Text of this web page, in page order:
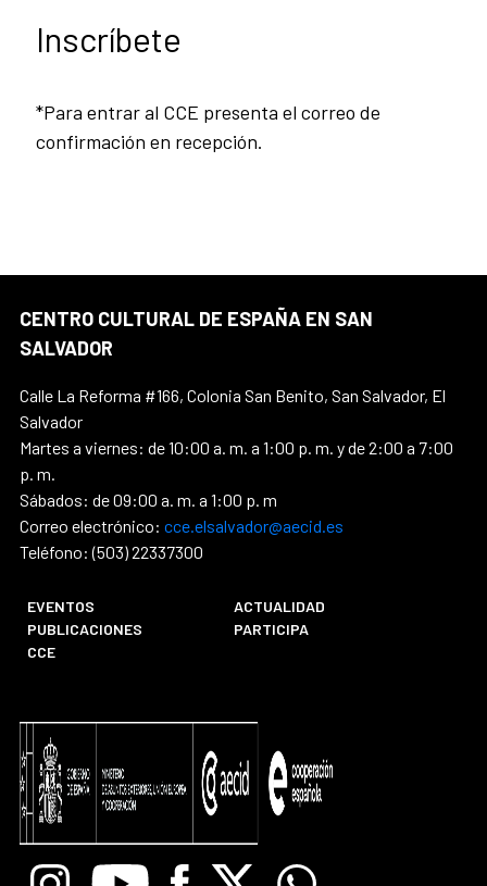
Inscríbete
*Para entrar al CCE presenta el correo de
confirmación en recepción.
CENTRO CULTURAL DE ESPAÑA EN SAN
SALVADOR
Calle La Reforma #166, Colonia San Benito, San Salvador, El
Salvador
Martes a viernes: de 10:00 a. m. a 1:00 p. m. y de 2:00 a 7:00
p. m.
Sábados: de 09:00 a. m. a 1:00 p. m
Correo electrónico: cce.elsalvador@aecid.es
Teléfono: (503) 22337300
EVENTOS
ACTUALIDAD
PUBLICACIONES
PARTICIPA
CCE
InstagramYoutube Facebook
X Whatsapp